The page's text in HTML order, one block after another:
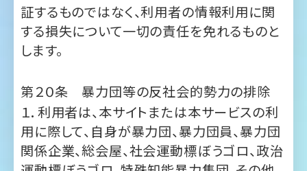
第２０条 暴力団等の反社会的勢力の排除
１．利用者は、本サイトまたは本サービスの利
関係企業、総会屋、社会運動標ぼうゴロ、政治
運動標ぼうゴロ、特殊知能暴力集団、その他
反社会的勢力（以下｢暴力団等反社会的勢
力｣という。）に所属または該当せず、かつ、暴
力団等反社会的勢力と関与していないことを